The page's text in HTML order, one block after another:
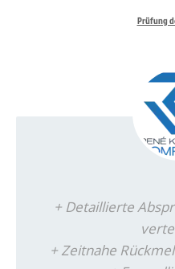
Prüfung
+ Detaillierte
+ Zeitnahe